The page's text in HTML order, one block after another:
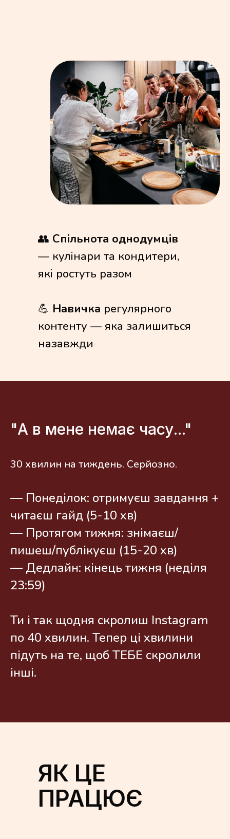
👥 Спільнота однодумців
— кулінари та кондитери,
які ростуть разом
💪 Навичка регулярного
контенту — яка залишиться
назавжди
"А в мене немає часу..."
30 хвилин на тиждень. Серйозно.
— Понеділок: отримуєш завдання +
читаєш гайд (5-10 хв)
— Протягом тижня: знімаєш/
пишеш/публікуєш (15-20 хв)
— Дедлайн: кінець тижня (неділя
23:59)
Ти і так щодня скролиш Instagram
по 40 хвилин. Тепер ці хвилини
підуть на те, щоб ТЕБЕ скролили
інші.
ЯК ЦЕ
ПРАЦЮЄ